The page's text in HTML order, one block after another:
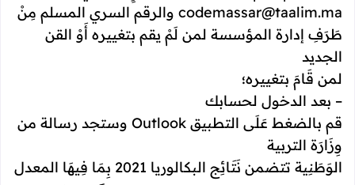
codemassar@taalim.ma والرقم السري المسلم مِنْ
طَرَفِ إدارة المؤسسة لمن لَمْ يقم بتغييره أَوْ القن
الجديد
لمن قَامَ بتغييره؛
– بعد الدخول لحسابك
قم بالضغط عَلَى التطبيق Outlook وستجد رسالة من
وِزَارَة التربية
الوَطَنِية تتضمن نَتَائِج البكالوريا 2021 بِمَا فِيهَا المعدل